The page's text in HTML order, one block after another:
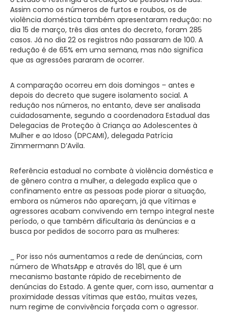
Assim como os números de furtos e roubos, os de
violência doméstica também apresentaram redução: no
dia 15 de março, três dias antes do decreto, foram 285
casos. Já no dia 22 os registros não passaram de 100. A
redução é de 65% em uma semana, mas não significa
que as agressões pararam de ocorrer.
A comparação ocorreu em dois domingos – antes e
depois do decreto que sugere isolamento social. A
redução nos números, no entanto, deve ser analisada
cuidadosamente, segundo a coordenadora Estadual das
Delegacias de Proteção à Criança ao Adolescentes à
Mulher e ao Idoso (DPCAMI), delegada Patrícia
Zimmermann D’Avila.
Referência estadual no combate à violência doméstica e
de gênero contra a mulher, a delegada explica que o
confinamento entre as pessoas pode piorar a situação,
embora os números não apareçam, já que vítimas e
agressores acabam convivendo em tempo integral neste
período, o que também dificultaria às denúncias e a
busca por pedidos de socorro para as mulheres:
_ Por isso nós aumentamos a rede de denúncias, com
número de WhatsApp e através do 181, que é um
mecanismo bastante rápido de recebimento de
denúncias do Estado. A gente quer, com isso, aumentar a
proximidade dessas vítimas que estão, muitas vezes,
num regime de convivência forçada com o agressor.